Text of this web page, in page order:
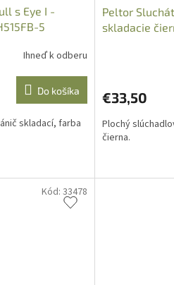
s Eye I -
5
Ihneď k odberu
Do košíka
skladací, farba
Peltor
skladacie
€33,50
Plochý
čierna.
Kód: 33478